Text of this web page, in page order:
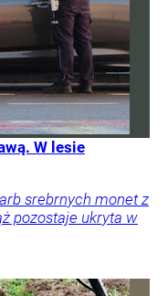
W lesie
srebrnych monet z
pozostaje ukryta w